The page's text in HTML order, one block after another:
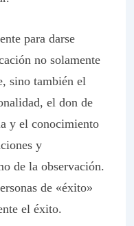
para darse
no solamente
sino también el
el don de
y el conocimiento
y
de la observación.
de «éxito»
el éxito.